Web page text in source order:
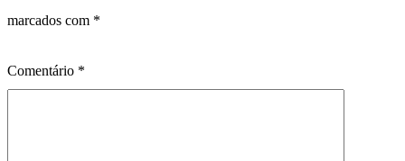
marcados com *
Comentário *